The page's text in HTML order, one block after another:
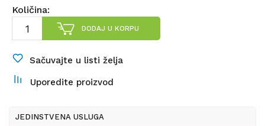
Količina:
DODAJ U KORPU
Sačuvajte u listi želja
Uporedite proizvod
JEDINSTVENA USLUGA